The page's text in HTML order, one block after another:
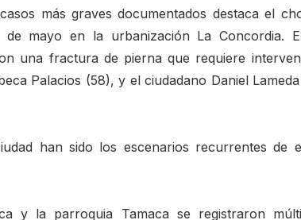
más graves documentados destaca el
mayo en la urbanización La Concordia.
una fractura de pierna que requiere
Palacios (58), y el ciudadano Daniel Lameda
han sido los escenarios recurrentes de
y la parroquia Tamaca se registraron